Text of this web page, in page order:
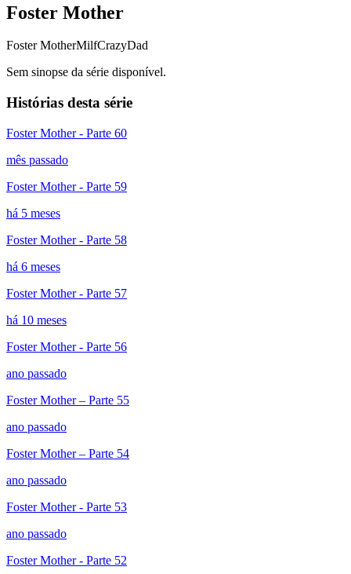
Foster Mother
Foster MotherMilfCrazyDad
Sem sinopse da série disponível.
Histórias desta série
Foster Mother - Parte 60
mês passado
Foster Mother - Parte 59
há 5 meses
Foster Mother - Parte 58
há 6 meses
Foster Mother - Parte 57
há 10 meses
Foster Mother - Parte 56
ano passado
Foster Mother – Parte 55
ano passado
Foster Mother – Parte 54
ano passado
Foster Mother - Parte 53
ano passado
Foster Mother - Parte 52